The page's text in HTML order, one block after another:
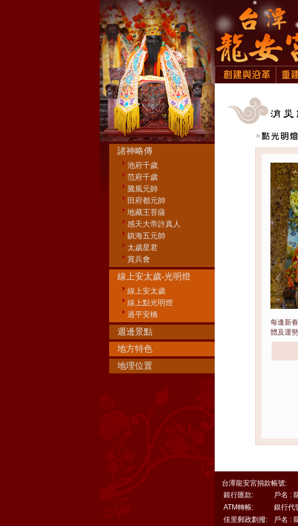
諸神略傳
池府千歲
范府千歲
騰風元帥
田府都元帥
地藏王菩薩
感天大帝許真人
鎮海五元帥
太歲星君
賞兵會
線上安太歲-光明燈
線上安太歲
線上點光明燈
過平安橋
週邊景點
地方特色
地理位置
每逢新
體及運
台潭龍安宮捐款帳號:
銀行匯款:
戶名 :
ATM轉帳:
銀行代
佳里郵政劃撥:
戶名 :